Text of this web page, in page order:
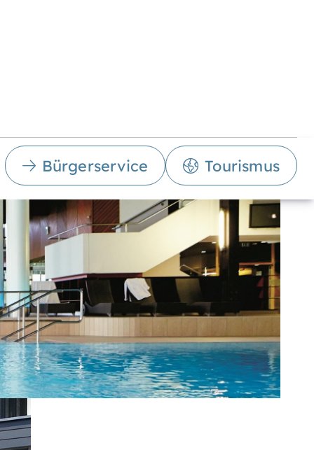
Bürgerservice Tourismus